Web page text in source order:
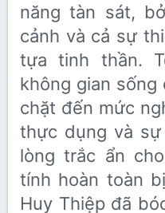
năng tàn sát,
cảnh và cả sự
tựa tinh thần.
không gian
chặt đến mức
thực dụng và
lòng trắc ẩn
tính hoàn toàn
Huy Thiệp đã